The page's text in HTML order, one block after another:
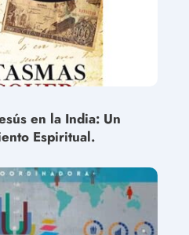
en la India: Un
Espiritual.